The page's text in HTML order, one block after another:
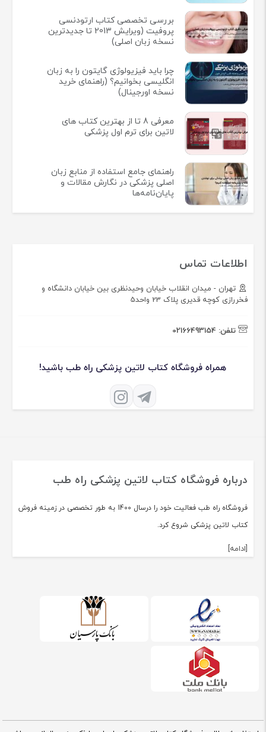
بررسی تخصصی کتاب ارتودنسی
پروفیت (ویرایش 2013 تا جدیدترین
نسخه زبان اصلی)
چرا باید فیزیولوژی گایتون را به زبان
انگلیسی بخوانیم؟ (راهنمای خرید
نسخه اورجینال)
معرفی 8 تا از بهترین کتاب های
لاتین برای ترم اول پزشکی
راهنمای جامع استفاده از منابع زبان
اصلی پزشکی در نگارش مقالات و
پایان‌نامه‌ها
اطلاعات تماس
تهران - میدان انقلاب خیابان وحیدنظری بین خیابان دانشگاه و
فخررازی کوچه قدیری پلاک 23 واحد5
تلفن: 02166493154
همراه فروشگاه کتاب لاتین پزشکی راه طب باشید!
درباره فروشگاه کتاب لاتین پزشکی راه طب
فروشگاه راه طب فعالیت خود را درسال 1400 به طور تخصصی در زمینه فروش
کتاب لاتین پزشکی شروع کرد.
[ادامه]